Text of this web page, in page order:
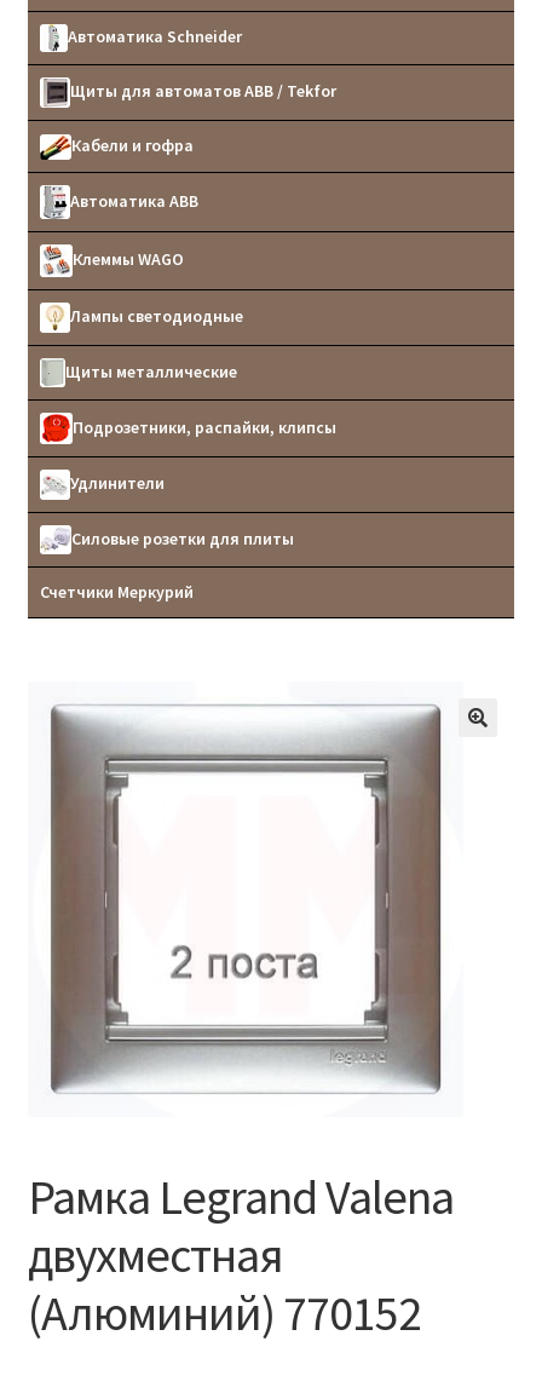
Автоматика Schneider
Щиты для автоматов ABB / Tekfor
Кабели и гофра
Автоматика ABB
Клеммы WAGO
Лампы светодиодные
Щиты металлические
Подрозетники, распайки, клипсы
Удлинители
Силовые розетки для плиты
Счетчики Меркурий
Рамка Legrand Valena
двухместная
(Алюминий) 770152